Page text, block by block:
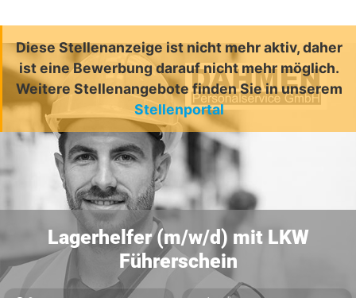
Diese Stellenanzeige ist nicht mehr aktiv, daher
ist eine Bewerbung darauf nicht mehr möglich.
Weitere Stellenangebote finden Sie in unserem
Stellenportal
Lagerhelfer (m/w/d) mit LKW
Führerschein